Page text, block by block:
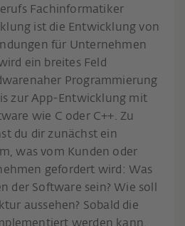
Fachinformatiker
ist die Entwicklung von
für Unternehmen
ein breites Feld
Programmierung
zur App-Entwicklung mit
wie C oder C++. Zu
du dir zunächst ein
was vom Kunden oder
gefordert wird: Was
der Software sein? Wie soll
aussehen? Sobald die
werden kann,